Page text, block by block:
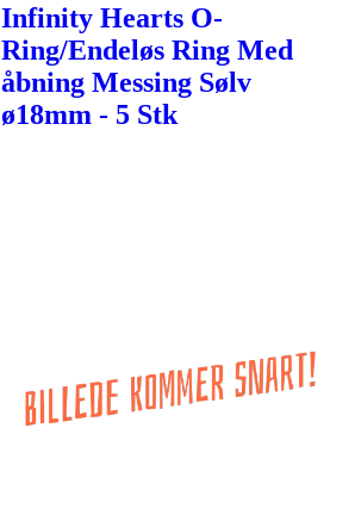
Infinity Hearts O-
Ring/Endeløs Ring Med
åbning Messing Sølv
ø18mm - 5 Stk